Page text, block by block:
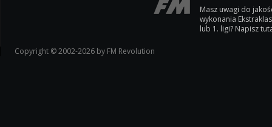
Masz uwagi do
wykonania
lub 1. ligi? Napisz
Copyright © 2002-2026 by FM Revolution